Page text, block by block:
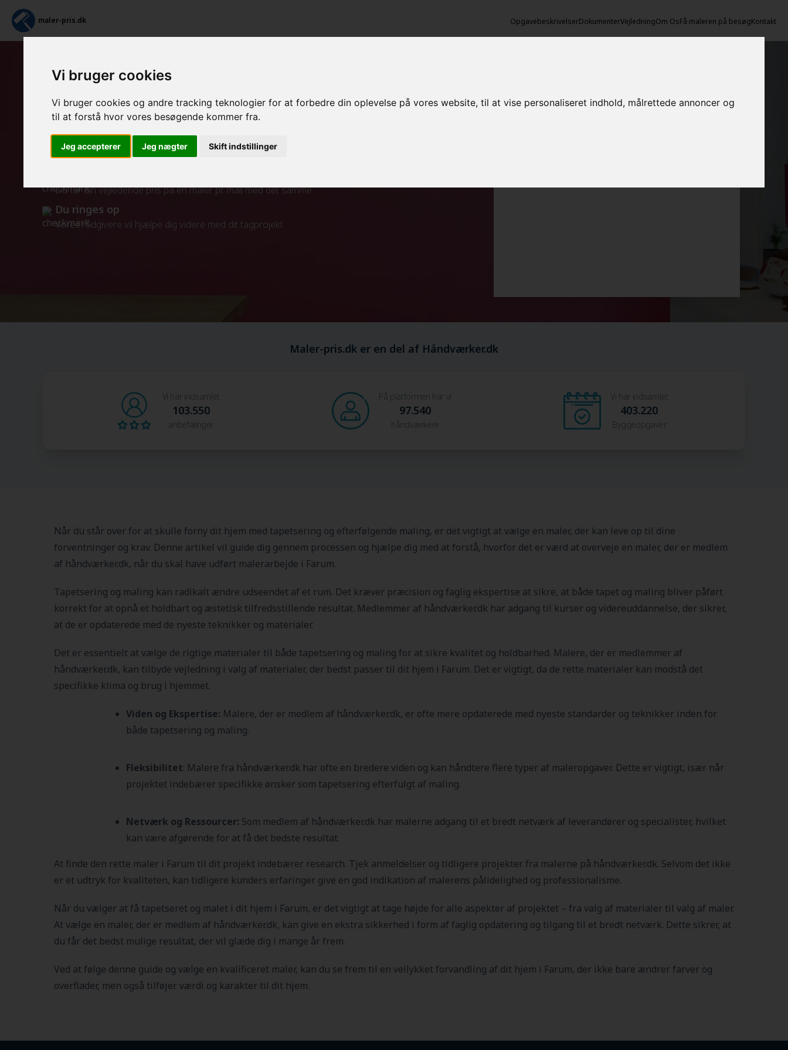
Vi bruger cookies
Vi bruger cookies og andre tracking teknologier for at forbedre din oplevelse på vores website, til at vise personaliseret indhold, målrettede annoncer og
til at forstå hvor vores besøgende kommer fra.
Jeg accepterer Jeg nægter Skift indstillinger
maler-pris.dk OpgavebeskrivelserDokumenterVejledningOm OsFå maleren på besøgKontakt
Tapetsering og efterfølgende maling i Farum
Sådan fungerer vores service
Indtast maleropgaven
Indtast din opgave i beregneren
Du får din vejledende pris på en maler pr. mail med det samme
Du ringes op
Vores rådgivere vil hjælpe dig videre med dit tagprojekt
Maler-pris.dk er en del af Håndværker.dk
Vi har indsamlet
103.550
anbefalinger
På platformen har vi
97.540
håndværkere
Vi har indsamlet
403.220
Byggeopgaver
Når du står over for at skulle forny dit hjem med tapetsering og efterfølgende maling, er det vigtigt at vælge en maler, der kan leve op til dine
forventninger og krav. Denne artikel vil guide dig gennem processen og hjælpe dig med at forstå, hvorfor det er værd at overveje en maler, der er medlem
af håndværker.dk, når du skal have udført malerarbejde i Farum.
Tapetsering og maling kan radikalt ændre udseendet af et rum. Det kræver præcision og faglig ekspertise at sikre, at både tapet og maling bliver påført
korrekt for at opnå et holdbart og æstetisk tilfredsstillende resultat. Medlemmer af håndværker.dk har adgang til kurser og videreuddannelse, der sikrer,
at de er opdaterede med de nyeste teknikker og materialer.
Det er essentielt at vælge de rigtige materialer til både tapetsering og maling for at sikre kvalitet og holdbarhed. Malere, der er medlemmer af
håndværker.dk, kan tilbyde vejledning i valg af materialer, der bedst passer til dit hjem i Farum. Det er vigtigt, da de rette materialer kan modstå det
specifikke klima og brug i hjemmet.
Viden og Ekspertise: Malere, der er medlem af håndværker.dk, er ofte mere opdaterede med nyeste standarder og teknikker inden for
både tapetsering og maling.
Fleksibilitet: Malere fra håndværker.dk har ofte en bredere viden og kan håndtere flere typer af maleropgaver. Dette er vigtigt, især når
projektet indebærer specifikke ønsker som tapetsering efterfulgt af maling.
Netværk og Ressourcer: Som medlem af håndværker.dk har malerne adgang til et bredt netværk af leverandører og specialister, hvilket
kan være afgørende for at få det bedste resultat.
At finde den rette maler i Farum til dit projekt indebærer research. Tjek anmeldelser og tidligere projekter fra malerne på håndværker.dk. Selvom det ikke
er et udtryk for kvaliteten, kan tidligere kunders erfaringer give en god indikation af malerens pålidelighed og professionalisme.
Når du vælger at få tapetseret og malet i dit hjem i Farum, er det vigtigt at tage højde for alle aspekter af projektet – fra valg af materialer til valg af maler.
At vælge en maler, der er medlem af håndværker.dk, kan give en ekstra sikkerhed i form af faglig opdatering og tilgang til et bredt netværk. Dette sikrer, at
du får det bedst mulige resultat, der vil glæde dig i mange år frem.
Ved at følge denne guide og vælge en kvalificeret maler, kan du se frem til en vellykket forvandling af dit hjem i Farum, der ikke bare ændrer farver og
overflader, men også tilføjer værdi og karakter til dit hjem.